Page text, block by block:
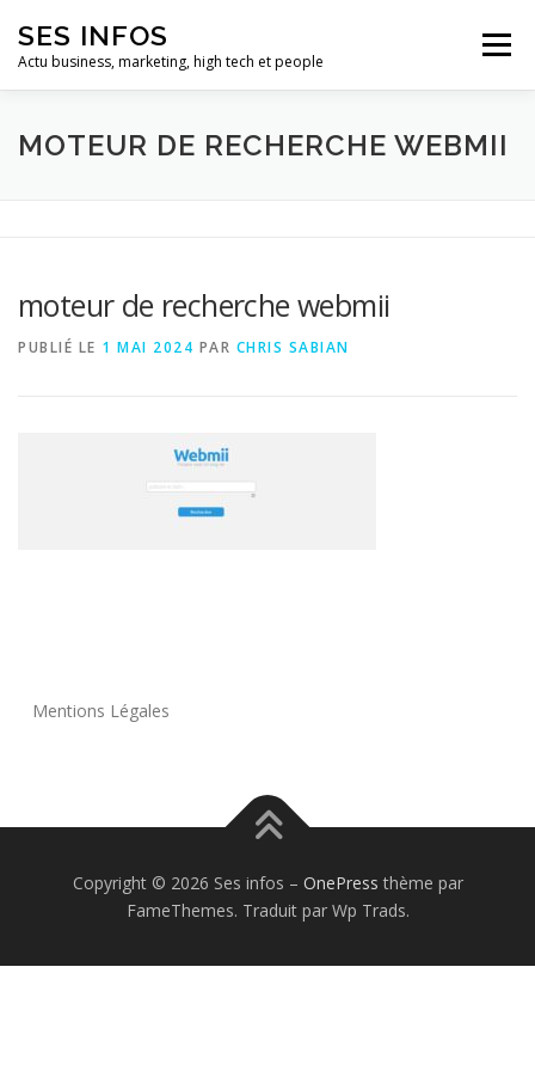
contenu
SES INFOS
Actu business, marketing, high tech et people
Menu
BUSINESS MARKETING
MOTEUR DE RECHERCHE WEBMII
moteur de recherche webmii
PUBLIÉ LE 1 MAI 2024 PAR CHRIS SABIAN
Mentions Légales
Copyright © 2026 Ses infos – OnePress thème par
FameThemes. Traduit par Wp Trads.